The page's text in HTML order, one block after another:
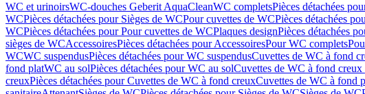
WC et urinoirsWC-douches Geberit AquaCleanWC completsPièces détachées
WCPièces détachées pour Sièges de WCPour cuvettes de WCPièces détachées
WCPièces détachées pour Pour cuvettes de WCPlaques designPièces détachées
sièges de WCAccessoiresPièces détachées pour AccessoiresPour WC complets
WCWC suspendusPièces détachées pour WC suspendusCuvettes de WC à fond
fond platWC au solPièces détachées pour WC au solCuvettes de WC à fond
creuxPièces détachées pour Cuvettes de WC à fond creuxCuvettes de WC à fond